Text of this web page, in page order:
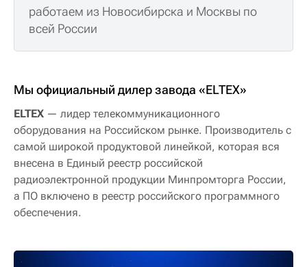
работаем из Новосибирска и Москвы по
всей России
Мы официальный дилер завода «ELTEX»
ELTEX — лидер телекоммуникационного
оборудования на Российском рынке. Производитель с
самой широкой продуктовой линейкой, которая вся
внесена в Единый реестр российской
радиоэлектронной продукции Минпромторга России,
а ПО включено в реестр российского программного
обеспечения.